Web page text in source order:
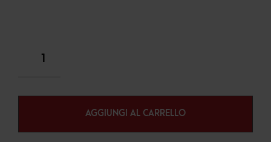
AGGIUNGI AL CARRELLO